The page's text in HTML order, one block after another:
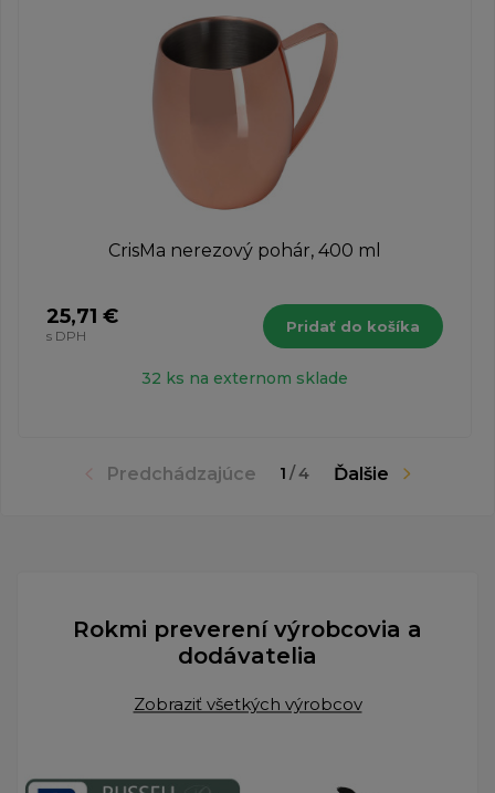
Predchádzajúce 1 /4 Ďalšie
CrisMa nerezový pohár, 400 ml
25,71 €
s DPH
Pridať do košíka
32 ks na externom sklade
Rokmi preverení výrobcovia a
dodávatelia
Zobraziť všetkých výrobcov